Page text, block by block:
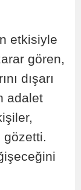
etkisiyle
gören,
dışarı
adalet
gözetti.